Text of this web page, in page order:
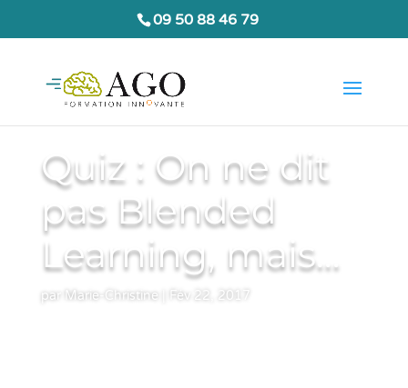
09 50 88 46 79
Quiz : On ne dit
pas Blended
Learning, mais…
par Marie-Christine Fév 22, 2017